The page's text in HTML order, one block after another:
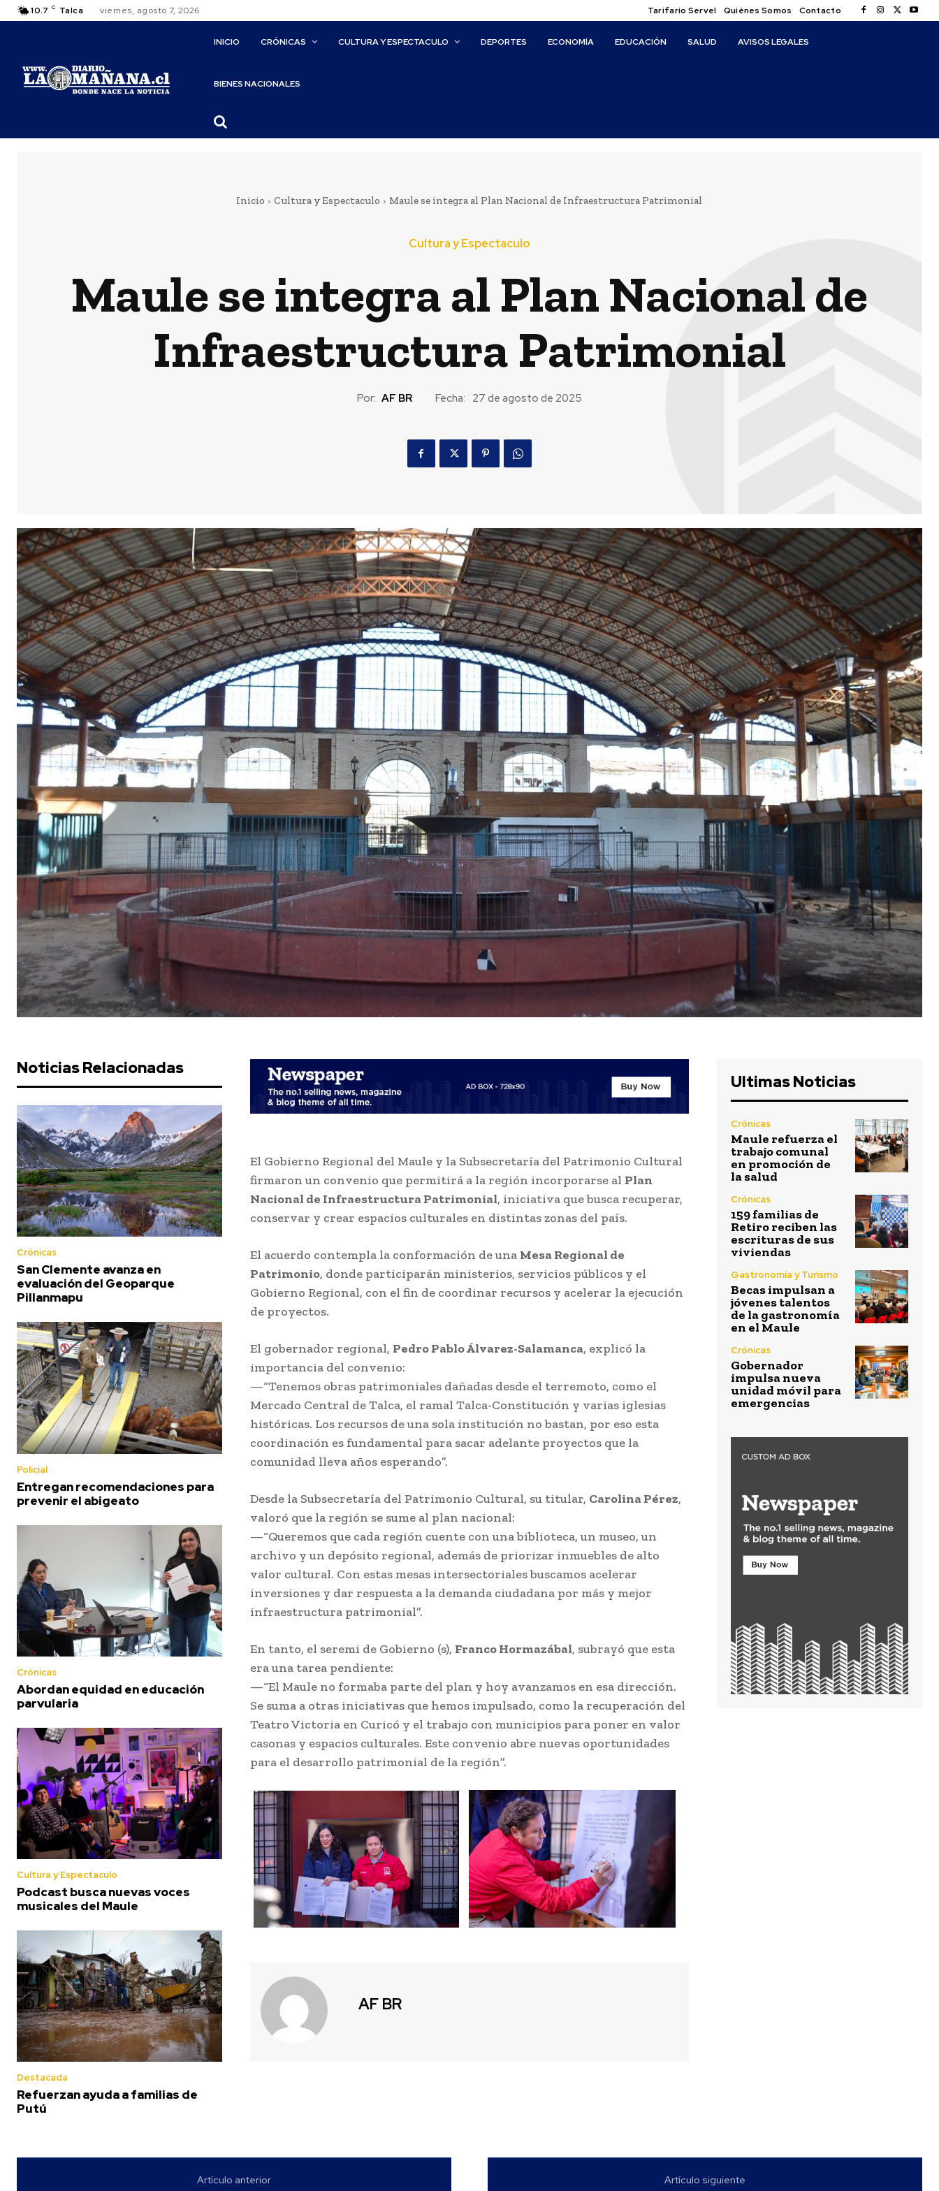
10.7 C Talca viernes, agosto 7, 2026 Tarifario Servel Quiénes Somos Contacto
INICIO CRÓNICAS CULTURA Y ESPECTACULO DEPORTES ECONOMÍA EDUCACIÓN SALUD AVISOS LEGALES
BIENES NACIONALES
Inicio Cultura y Espectaculo Maule se integra al Plan Nacional de Infraestructura Patrimonial
Cultura y Espectaculo
Maule se integra al Plan Nacional de
Infraestructura Patrimonial
Por: AF BR Fecha: 27 de agosto de 2025
Noticias Relacionadas
Crónicas
San Clemente avanza en
evaluación del Geoparque
Pillanmapu
Policial
Entregan recomendaciones para
prevenir el abigeato
Crónicas
Abordan equidad en educación
parvularia
Cultura y Espectaculo
Podcast busca nuevas voces
musicales del Maule
Destacada
Refuerzan ayuda a familias de
Putú
El Gobierno Regional del Maule y la Subsecretaría del Patrimonio Cultural
firmaron un convenio que permitirá a la región incorporarse al Plan
Nacional de Infraestructura Patrimonial, iniciativa que busca recuperar,
conservar y crear espacios culturales en distintas zonas del país.
El acuerdo contempla la conformación de una Mesa Regional de
Patrimonio, donde participarán ministerios, servicios públicos y el
Gobierno Regional, con el fin de coordinar recursos y acelerar la ejecución
de proyectos.
El gobernador regional, Pedro Pablo Álvarez-Salamanca, explicó la
importancia del convenio:
—“Tenemos obras patrimoniales dañadas desde el terremoto, como el
Mercado Central de Talca, el ramal Talca-Constitución y varias iglesias
históricas. Los recursos de una sola institución no bastan, por eso esta
coordinación es fundamental para sacar adelante proyectos que la
comunidad lleva años esperando”.
Desde la Subsecretaría del Patrimonio Cultural, su titular, Carolina Pérez,
valoró que la región se sume al plan nacional:
—“Queremos que cada región cuente con una biblioteca, un museo, un
archivo y un depósito regional, además de priorizar inmuebles de alto
valor cultural. Con estas mesas intersectoriales buscamos acelerar
inversiones y dar respuesta a la demanda ciudadana por más y mejor
infraestructura patrimonial”.
En tanto, el seremi de Gobierno (s), Franco Hormazábal, subrayó que esta
era una tarea pendiente:
—“El Maule no formaba parte del plan y hoy avanzamos en esa dirección.
Se suma a otras iniciativas que hemos impulsado, como la recuperación del
Teatro Victoria en Curicó y el trabajo con municipios para poner en valor
casonas y espacios culturales. Este convenio abre nuevas oportunidades
para el desarrollo patrimonial de la región”.
AF BR
Ultimas Noticias
Crónicas
Maule refuerza el
trabajo comunal
en promoción de
la salud
Crónicas
159 familias de
Retiro reciben las
escrituras de sus
viviendas
Gastronomía y Turismo
Becas impulsan a
jóvenes talentos
de la gastronomía
en el Maule
Crónicas
Gobernador
impulsa nueva
unidad móvil para
emergencias
Artículo anterior Artículo siguiente